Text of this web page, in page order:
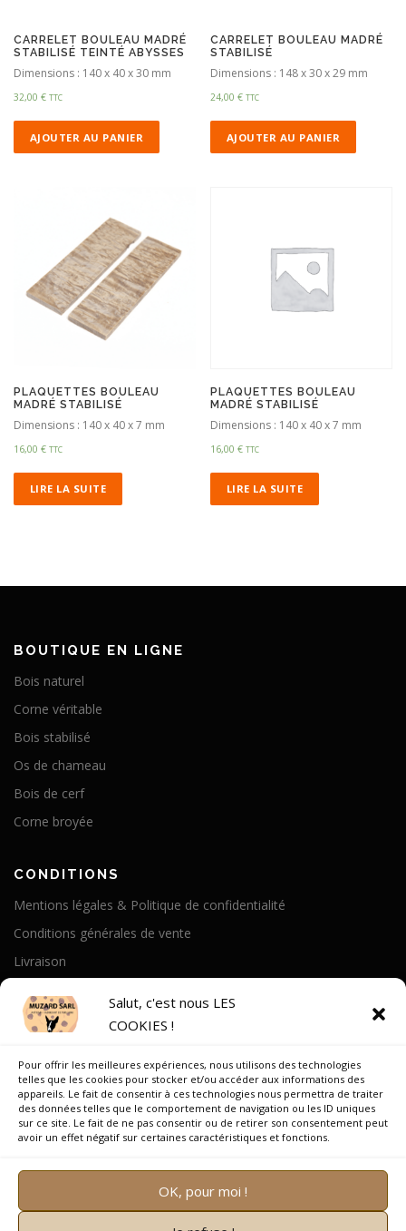
Salut, c'est nous LES
COOKIES !
Pour offrir les meilleures expériences, nous utilisons des technologies
telles que les cookies pour stocker et/ou accéder aux informations des
appareils. Le fait de consentir à ces technologies nous permettra de traiter
des données telles que le comportement de navigation ou les ID uniques
sur ce site. Le fait de ne pas consentir ou de retirer son consentement peut
avoir un effet négatif sur certaines caractéristiques et fonctions.
OK, pour moi !
CARRELET BOULEAU MADRÉ
STABILISÉ TEINTÉ ABYSSES
Dimensions : 140 x 40 x 30 mm
32,00 € TTC
AJOUTER AU PANIER
CARRELET BOULEAU MADRÉ
STABILISÉ
Dimensions : 148 x 30 x 29 mm
24,00€ TTC
AJOUTER AU PANIER
PLAQUETTES BOULEAU
MADRÉ STABILISÉ
Dimensions : 140 x 40 x 7 mm
16,00 € TTC
LIRE LA SUITE
PLAQUETTES BOULEAU
MADRÉ STABILISÉ
Dimensions : 140 x 40 x 7 mm
16,00€ TTC
LIRE LA SUITE
BOUTIQUE EN LIGNE
Bois naturel
Corne véritable
Bois stabilisé
Os de chameau
Bois de cerf
Corne broyée
CONDITIONS
Mentions légales & Politique de confidentialité
Conditions générales de vente
Livraison
Notre Histoire
On parle de nous
Recrutement